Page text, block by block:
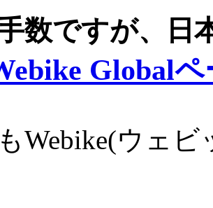
数ですが、日
Global
Webike(ウェ